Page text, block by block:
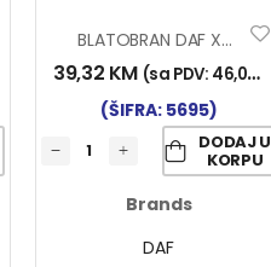
BLATOBRAN DAF XF105/106 NAZ. ZAD. DIO DES.
39,32 KM (sa PDV: 46,00
(ŠIFRA: 5695)
DODAJ U
KORPU
Brands
DAF